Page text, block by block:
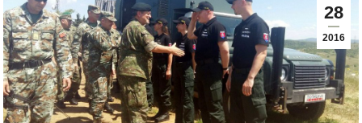
windowwindow window
28
2016